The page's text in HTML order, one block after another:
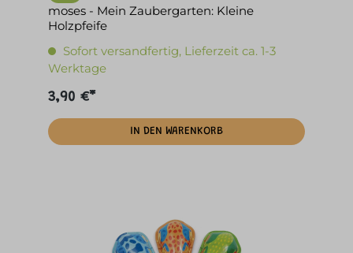
moses - Mein Zaubergarten: Kleine
Holzpfeife
Sofort versandfertig, Lieferzeit ca. 1-3
Werktage
3,90 €*
IN DEN WARENKORB